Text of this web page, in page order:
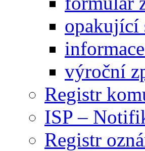
opakující
výroční
Registr
ISP –
Registr